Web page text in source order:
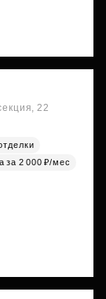
22
за 2 000 ₽/мес